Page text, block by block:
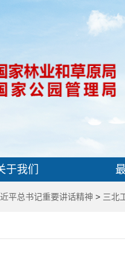
于我们
平总书记重要讲话精神 > 三北